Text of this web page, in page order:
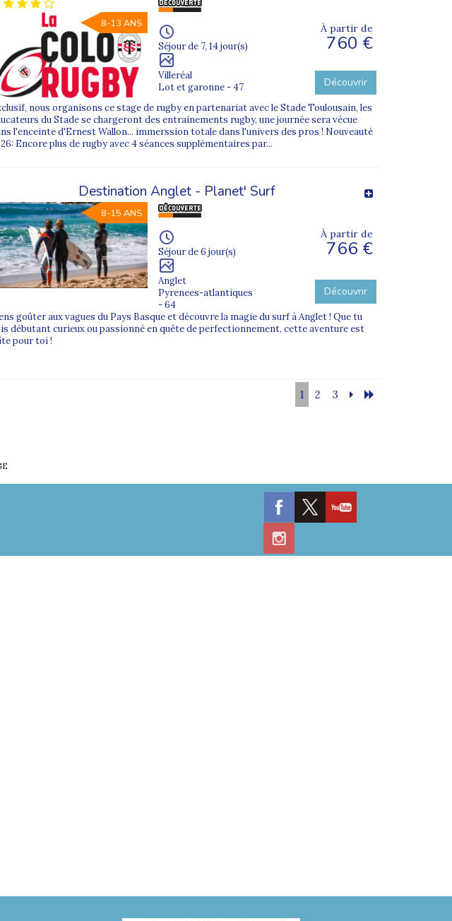
8-13 ANS
Séjour de 7, 14 jour(s)
Villeréal
Lot et garonne - 47
À partir de
760 €
Découvrir
nous organisons ce stage de rugby en partenariat avec le Stade Toulousain, les
du Stade se chargeront des entrainements rugby, une journée sera vécue
l'enceinte d'Ernest Wallon... immerssion totale dans l'univers des pros ! Nouveauté
Encore plus de rugby avec 4 séances supplémentaires par...
Destination Anglet - Planet' Surf
8-15 ANS
Séjour de 6 jour(s)
Anglet
Pyrenees-atlantiques
- 64
À partir de
766 €
Découvrir
goûter aux vagues du Pays Basque et découvre la magie du surf à Anglet ! Que tu
débutant curieux ou passionné en quête de perfectionnement, cette aventure est
pour toi !
1 2 3